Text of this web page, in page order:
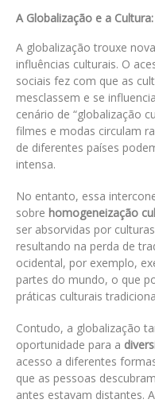
A Globalização e a
A globalização trouxe
influências culturais. O
sociais fez com que as
mesclassem e se
cenário de “globalização
filmes e modas circulam
de diferentes países
intensa.
No entanto, essa
sobre homogeneização
ser absorvidas por
resultando na perda de
ocidental, por exemplo,
partes do mundo, o que
práticas culturais
Contudo, a globalização
oportunidade para a
acesso a diferentes
que as pessoas
antes estavam distantes.